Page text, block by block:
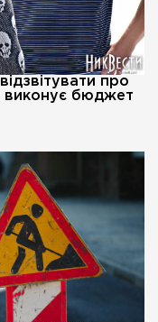
про
бюджет